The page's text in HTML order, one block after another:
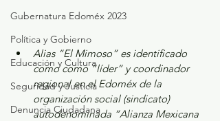
Gubernatura Edoméx 2023
Política y Gobierno
Educación y Cultura
Seguridad y Justicia
Denuncia Ciudadana
Alias “El Mimoso” es identificado
como como “líder” y coordinador
regional en el Edoméx de la
organización social (sindicato)
autodenominada “Alianza Mexicana